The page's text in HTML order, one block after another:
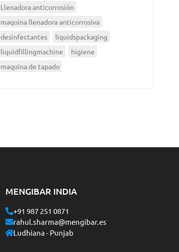
Llenadora anticorrosión
maquina llenadora anticorrosiva
desinfectantes
liquidspackaging
liquidfillingmachine
higiene
maquina de tapado
MENGIBAR INDIA
+91 987 251 0871
rahul.sharma@mengibar.es
Ludhiana - Punjab